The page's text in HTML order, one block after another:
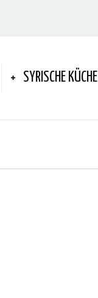
SYRISCHE KÜCHE